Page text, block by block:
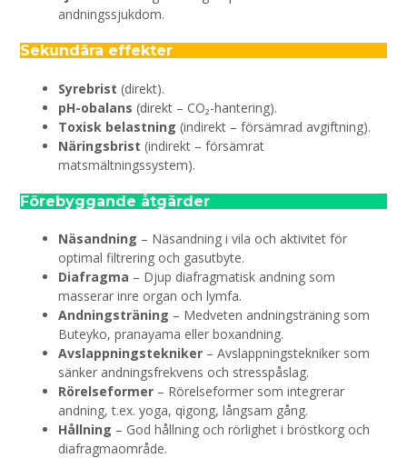
andningssjukdom.
Sekundära effekter
Syrebrist (direkt).
pH-obalans (direkt – CO₂-hantering).
Toxisk belastning (indirekt – försämrad avgiftning).
Näringsbrist (indirekt – försämrat
matsmältningssystem).
Förebyggande åtgärder
Näsandning – Näsandning i vila och aktivitet för
optimal filtrering och gasutbyte.
Diafragma – Djup diafragmatisk andning som
masserar inre organ och lymfa.
Andningsträning – Medveten andningsträning som
Buteyko, pranayama eller boxandning.
Avslappningstekniker – Avslappningstekniker som
sänker andningsfrekvens och stresspåslag.
Rörelseformer – Rörelseformer som integrerar
andning, t.ex. yoga, qigong, långsam gång.
Hållning – God hållning och rörlighet i bröstkorg och
diafragmaområde.